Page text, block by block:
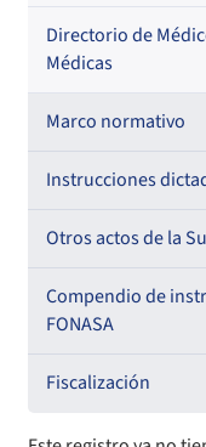
Directorio de
Médicas
Marco normativo
Leyes
Decretos con
Decretos
Instrucciones
Para ISAPREs y
Circulares
Para Prestadores
Otros actos de la
Antecedentes
EMT Ley N° 20.416
Comisión
Convenios de
Compendio de
FONASA
Compendio
Compendio de
Fiscalización
Informes de